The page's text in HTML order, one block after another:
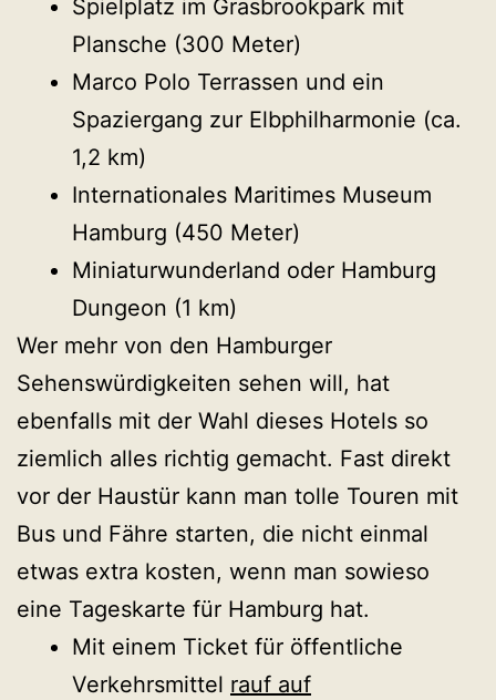
Spielplatz im Grasbrookpark mit
Plansche (300 Meter)
Marco Polo Terrassen und ein
Spaziergang zur Elbphilharmonie (ca.
1,2 km)
Internationales Maritimes Museum
Hamburg (450 Meter)
Miniaturwunderland oder Hamburg
Dungeon (1 km)
Wer mehr von den Hamburger
Sehenswürdigkeiten sehen will, hat
ebenfalls mit der Wahl dieses Hotels so
ziemlich alles richtig gemacht. Fast direkt
vor der Haustür kann man tolle Touren mit
Bus und Fähre starten, die nicht einmal
etwas extra kosten, wenn man sowieso
eine Tageskarte für Hamburg hat.
Mit einem Ticket für öffentliche
Verkehrsmittel rauf auf